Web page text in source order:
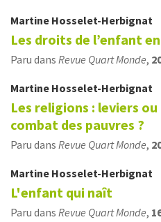
Martine Hosselet-Herbignat
Les droits de l’enfant
Paru dans Revue Quart Monde,
Martine Hosselet-Herbignat
Les religions : leviers
combat des pauvres ?
Paru dans Revue Quart Monde,
Martine Hosselet-Herbignat
L'enfant qui naît
Paru dans Revue Quart Monde,